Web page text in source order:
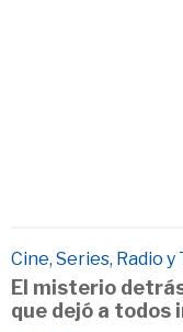
Cine, Series, Radio y
El misterio
que dejó a todos